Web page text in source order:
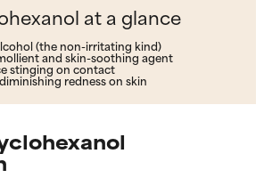
at a glance
(the non-irritating kind)
and skin-soothing agent
stinging on contact
redness on skin